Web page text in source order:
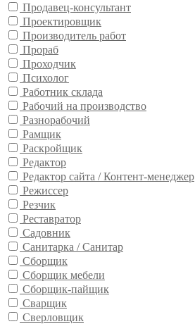
Продавец-консультант
Проектировщик
Производитель работ
Прораб
Проходчик
Психолог
Работник склада
Рабочий на производство
Разнорабочий
Рамщик
Раскройщик
Редактор
Редактор сайта / Контент-менеджер
Режиссер
Резчик
Реставратор
Садовник
Санитарка / Санитар
Сборщик
Сборщик мебели
Сборщик-пайщик
Сварщик
Сверловщик